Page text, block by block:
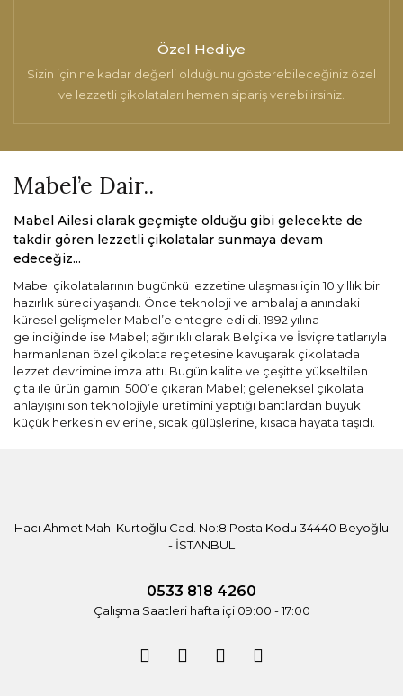
Özel Hediye
Sizin için ne kadar değerli olduğunu gösterebileceğiniz özel
ve lezzetli çikolataları hemen sipariş verebilirsiniz.
Mabel’e Dair..
Mabel Ailesi olarak geçmişte olduğu gibi gelecekte de
takdir gören lezzetli çikolatalar sunmaya devam
edeceğiz...
Mabel çikolatalarının bugünkü lezzetine ulaşması için 10 yıllık bir
hazırlık süreci yaşandı. Önce teknoloji ve ambalaj alanındaki
küresel gelişmeler Mabel’e entegre edildi. 1992 yılına
gelindiğinde ise Mabel; ağırlıklı olarak Belçika ve İsviçre tatlarıyla
harmanlanan özel çikolata reçetesine kavuşarak çikolatada
lezzet devrimine imza attı. Bugün kalite ve çeşitte yükseltilen
çıta ile ürün gamını 500’e çıkaran Mabel; geleneksel çikolata
anlayışını son teknolojiyle üretimini yaptığı bantlardan büyük
küçük herkesin evlerine, sıcak gülüşlerine, kısaca hayata taşıdı.
Hacı Ahmet Mah. Kurtoğlu Cad. No:8 Posta Kodu 34440 Beyoğlu
- İSTANBUL
0533 818 4260
Çalışma Saatleri hafta içi 09:00 - 17:00